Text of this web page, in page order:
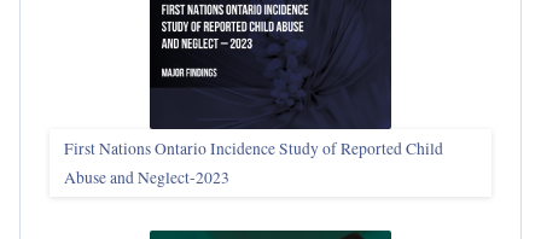
First Nations Ontario Incidence Study of Reported Child
Abuse and Neglect‑2023